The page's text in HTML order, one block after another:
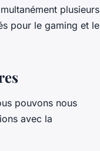
plusieurs
pour le gaming et le
pouvons nous
avec la